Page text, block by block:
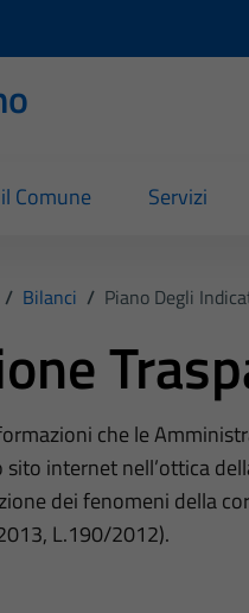
Comune Servizi
/ Bilanci / Piano Degli
che le
internet nell’ottica
dei fenomeni della
L.190/2012).